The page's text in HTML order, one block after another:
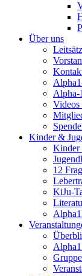
Über uns
Alpha-
Videos
Kinder &
Kinder
12
KiJu-